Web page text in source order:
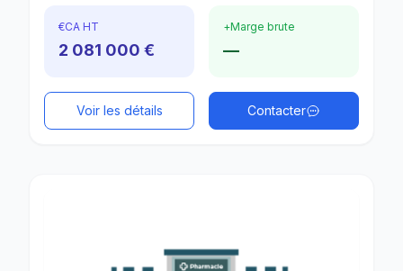
€CA HT
2 081 000 €
+Marge brute
—
Voir les détails Contacter